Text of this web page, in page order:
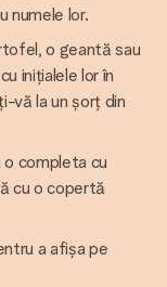
numele lor.
o geantă sau
inițialele lor în
vă la un șorț din
completa cu
cu o copertă
a afișa pe